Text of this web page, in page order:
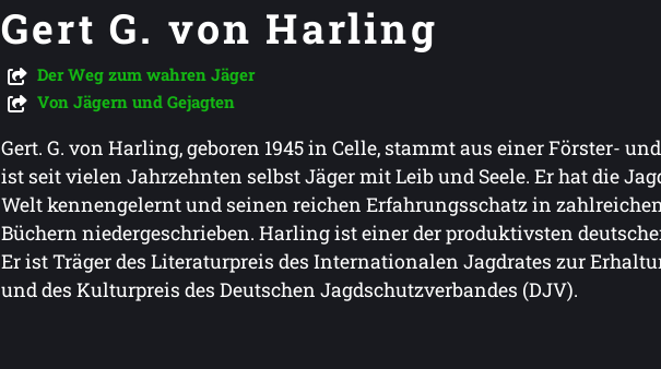
Gert G. von Harling
Der Weg zum wahren Jäger
Von Jägern und Gejagten
Gert. G. von Harling, geboren 1945 in Celle, stammt aus einer Förster-
ist seit vielen Jahrzehnten selbst Jäger mit Leib und Seele. Er hat die
Welt kennengelernt und seinen reichen Erfahrungsschatz in
Büchern niedergeschrieben. Harling ist einer der produktivsten
Er ist Träger des Literaturpreis des Internationalen Jagdrates zur
und des Kulturpreis des Deutschen Jagdschutzverbandes (DJV).